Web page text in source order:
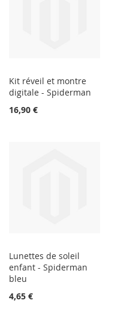
Kit réveil et montre
digitale - Spiderman
16,90 €
Lunettes de soleil
enfant - Spiderman
bleu
4,65 €